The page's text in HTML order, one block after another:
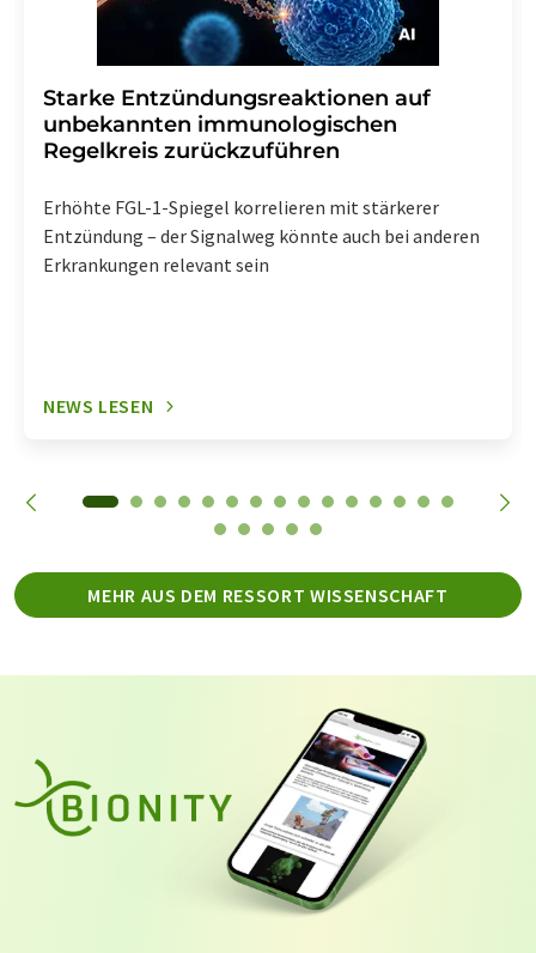
Starke Entzündungsreaktionen auf
unbekannten immunologischen
Regelkreis zurückzuführen
Erhöhte FGL-1-Spiegel korrelieren mit stärkerer
Entzündung – der Signalweg könnte auch bei anderen
Erkrankungen relevant sein
NEWS LESEN
MEHR AUS DEM RESSORT WISSENSCHAFT